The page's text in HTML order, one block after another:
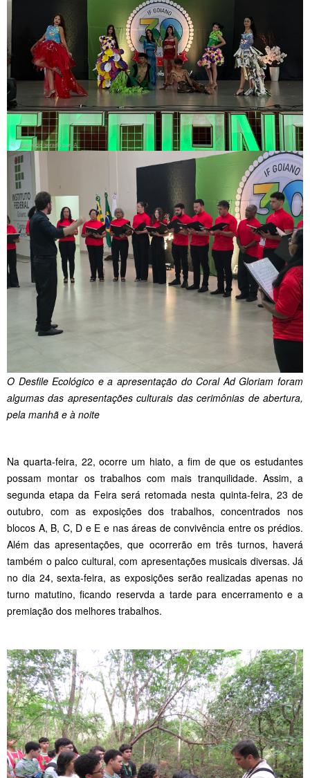
O Desfile Ecológico e a apresentação do Coral Ad Gloriam foram
algumas das apresentações culturais das cerimônias de abertura,
pela manhã e à noite
Na quarta-feira, 22, ocorre um hiato, a fim de que os estudantes
possam montar os trabalhos com mais tranquilidade. Assim, a
segunda etapa da Feira será retomada nesta quinta-feira, 23 de
outubro, com as exposições dos trabalhos, concentrados nos
blocos A, B, C, D e E e nas áreas de convivência entre os prédios.
Além das apresentações, que ocorrerão em três turnos, haverá
também o palco cultural, com apresentações musicais diversas. Já
no dia 24, sexta-feira, as exposições serão realizadas apenas no
turno matutino, ficando reservda a tarde para encerramento e a
premiação dos melhores trabalhos.